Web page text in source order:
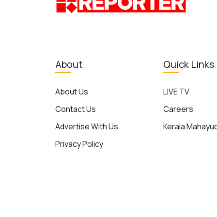
About
About Us
Contact Us
Advertise With Us
Privacy Policy
Quick Links
LIVE TV
Careers
Kerala